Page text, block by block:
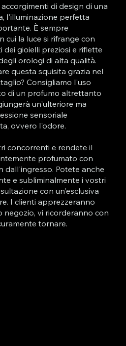
di design di una
l'illuminazione perfetta
È sempre
cui la luce si rifrange con
dei gioielli preziosi e riflette
orologi di alta qualità.
questa squisita grazia nel
Consigliamo l'uso
di un profumo altrettanto
un'ulteriore ma
sensoriale
ovvero l'odore.
concorrenti e rendete il
profumato con
dall'ingresso. Potete anche
e subliminalmente i vostri
con un'esclusiva
I clienti apprezzeranno
negozio, vi ricorderanno con
tornare.